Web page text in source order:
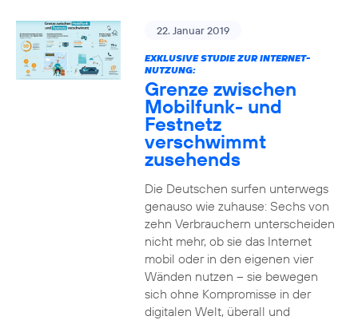
22. Januar 2019
EXKLUSIVE STUDIE ZUR INTERNET-
NUTZUNG:
Grenze zwischen
Mobilfunk- und
Festnetz
verschwimmt
zusehends
Die Deutschen surfen unterwegs
genauso wie zuhause: Sechs von
zehn Verbrauchern unterscheiden
nicht mehr, ob sie das Internet
mobil oder in den eigenen vier
Wänden nutzen – sie bewegen
sich ohne Kompromisse in der
digitalen Welt, überall und